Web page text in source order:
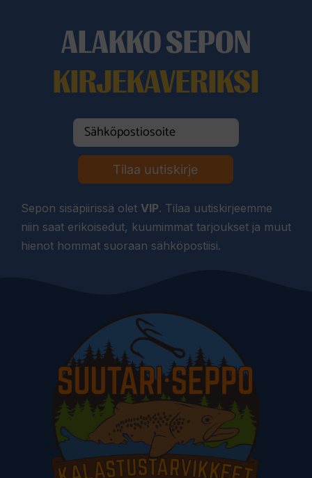
ALAKKO SEPON
KIRJEKAVERIKSI
Tilaa uutiskirje
Sepon sisäpiirissä olet VIP. Tilaa uutiskirjeemme
niin saat erikoisedut, kuumimmat tarjoukset ja muut
hienot hommat suoraan sähköpostiisi.